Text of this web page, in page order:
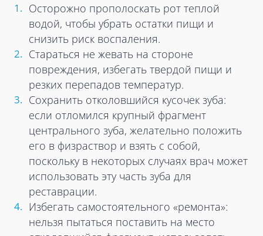
Осторожно прополоскать рот теплой
водой, чтобы убрать остатки пищи и
снизить риск воспаления.
Стараться не жевать на стороне
повреждения, избегать твердой пищи и
резких перепадов температур.
Сохранить отколовшийся кусочек зуба:
если отломился крупный фрагмент
центрального зуба, желательно положить
его в физраствор и взять с собой,
поскольку в некоторых случаях врач может
использовать эту часть зуба для
реставрации.
Избегать самостоятельного «ремонта»:
нельзя пытаться поставить на место